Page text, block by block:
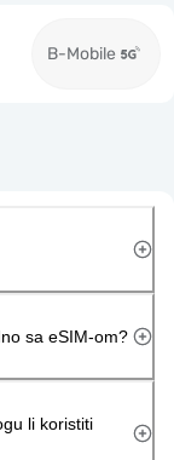
B-Mobile
sa eSIM-om?
li koristiti